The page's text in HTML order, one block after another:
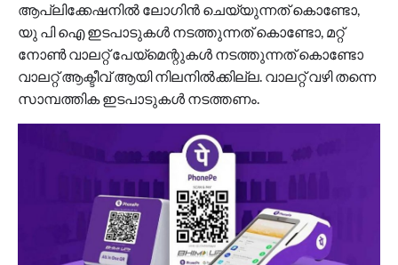
ആപ്ലിക്കേഷനിൽ ലോഗിൻ ചെയ്യുന്നത് കൊണ്ടോ,
യു പി ഐ ഇടപാടുകൾ നടത്തുന്നത് കൊണ്ടോ, മറ്റ്
നോൺ വാലറ്റ് പേയ്‌മെന്റുകൾ നടത്തുന്നത് കൊണ്ടോ
വാലറ്റ് ആക്ടീവ് ആയി നിലനിൽക്കില്ല. വാലറ്റ് വഴി തന്നെ
സാമ്പത്തിക ഇടപാടുകൾ നടത്തണം.